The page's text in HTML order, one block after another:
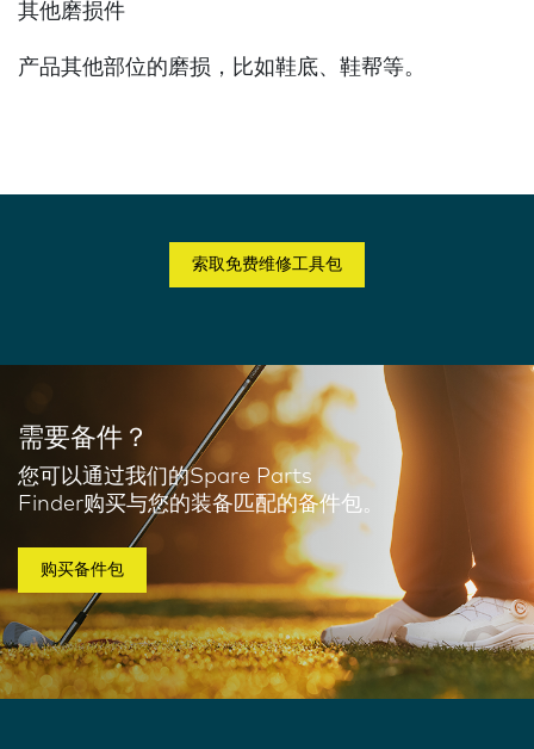
其他磨损件
产品其他部位的磨损，比如鞋底、鞋帮等。
索取免费维修工具包
需要备件？
您可以通过我们的Spare Parts
Finder购买与您的装备匹配的备件包。
购买备件包